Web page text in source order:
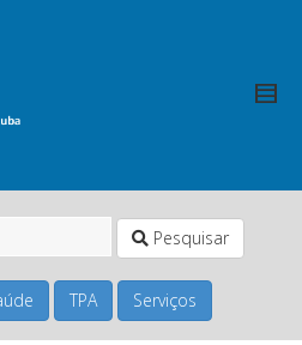
Pesquisar
TPA Serviços